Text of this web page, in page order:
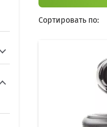
Сортировать по: